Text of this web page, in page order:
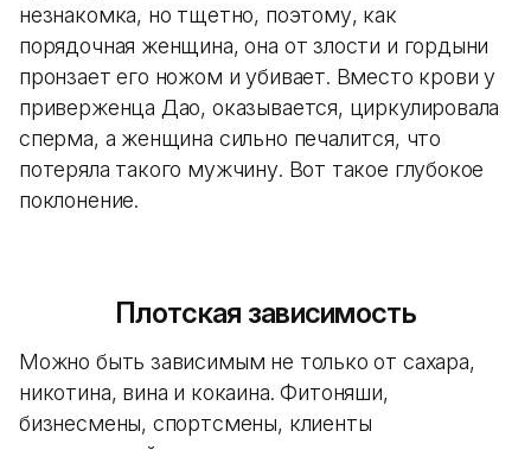
незнакомка, но тщетно, поэтому, как
порядочная женщина, она от злости и гордыни
пронзает его ножом и убивает. Вместо крови у
приверженца Дао, оказывается, циркулировала
сперма, а женщина сильно печалится, что
потеряла такого мужчину. Вот такое глубокое
поклонение.
Плотская зависимость
Можно быть зависимым не только от сахара,
никотина, вина и кокаина. Фитоняши,
бизнесмены, спортсмены, клиенты